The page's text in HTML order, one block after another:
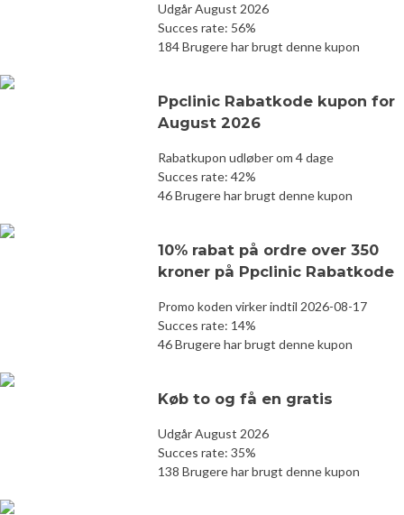
Udgår August 2026
Succes rate: 56%
184 Brugere har brugt denne kupon
Ppclinic Rabatkode kupon for
August 2026
Rabatkupon udløber om 4 dage
Succes rate: 42%
46 Brugere har brugt denne kupon
10% rabat på ordre over 350
kroner på Ppclinic Rabatkode
Promo koden virker indtil 2026-08-17
Succes rate: 14%
46 Brugere har brugt denne kupon
Køb to og få en gratis
Udgår August 2026
Succes rate: 35%
138 Brugere har brugt denne kupon